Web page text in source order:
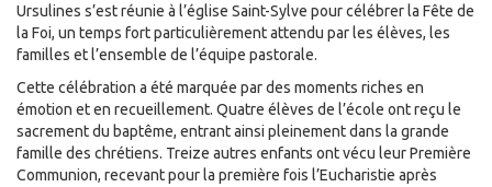
Ursulines s’est réunie à l’église Saint-Sylve pour célébrer la Fête de
la Foi, un temps fort particulièrement attendu par les élèves, les
familles et l’ensemble de l’équipe pastorale.
Cette célébration a été marquée par des moments riches en
émotion et en recueillement. Quatre élèves de l’école ont reçu le
sacrement du baptême, entrant ainsi pleinement dans la grande
famille des chrétiens. Treize autres enfants ont vécu leur Première
Communion, recevant pour la première fois l’Eucharistie après